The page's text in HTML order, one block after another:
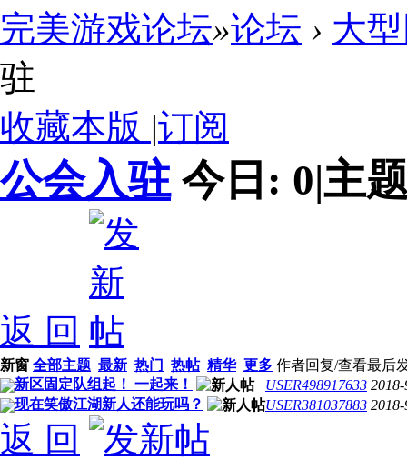
完美游戏论坛»论坛 › 大
驻
收藏本版 |订阅
公会入驻 今日: 0|主
返 回
新窗 全部主题 最新 热门 热帖 精华 更多 作者回复/查看最后
新区固定队组起！ 一起来！
USER498917633
现在笑傲江湖新人还能玩吗？
USER381037883
返 回